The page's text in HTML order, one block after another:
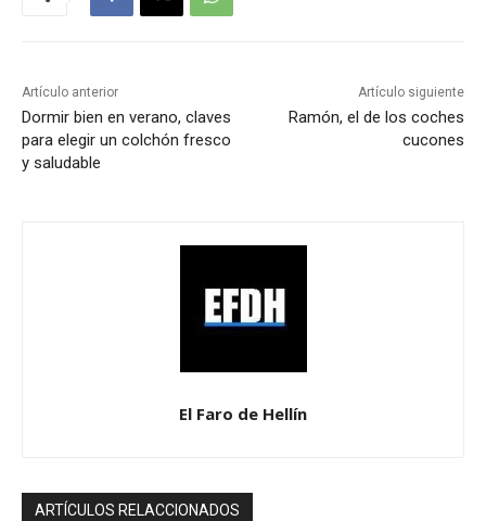
Artículo anterior
Dormir bien en verano, claves
para elegir un colchón fresco
y saludable
Artículo siguiente
Ramón, el de los coches
cucones
El Faro de Hellín
ARTÍCULOS RELACCIONADOS